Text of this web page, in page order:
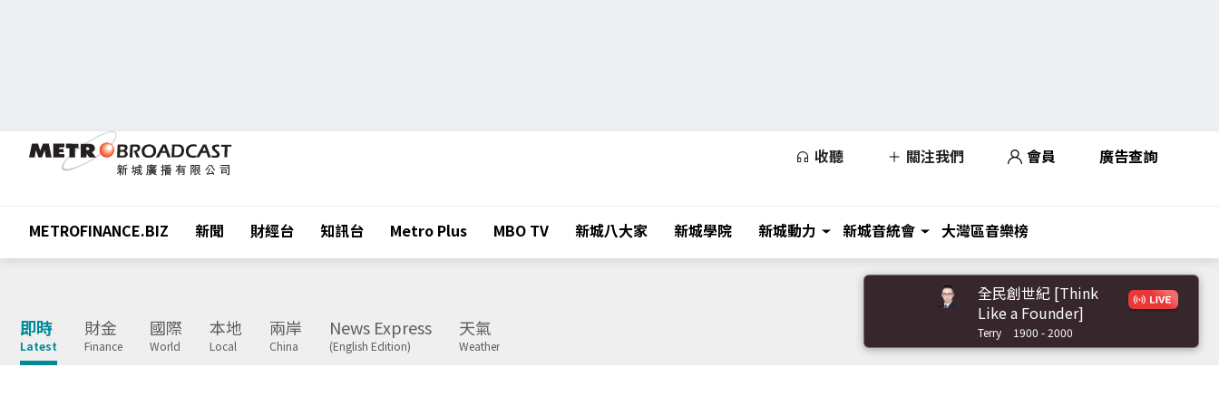
收聽 關注我們 會員 廣告查詢
METROFINANCE.BIZ 新聞 財經台 知訊台 Metro Plus MBO TV 新城八大家 新城學院 新城動力 新城音統會 大灣區音樂榜
即時
Latest
財金
Finance
國際
World
本地
Local
兩岸
China
News Express
(English Edition)
天氣
Weather
全民創世紀 [Think
Like a Founder]
Terry 1900 - 2000